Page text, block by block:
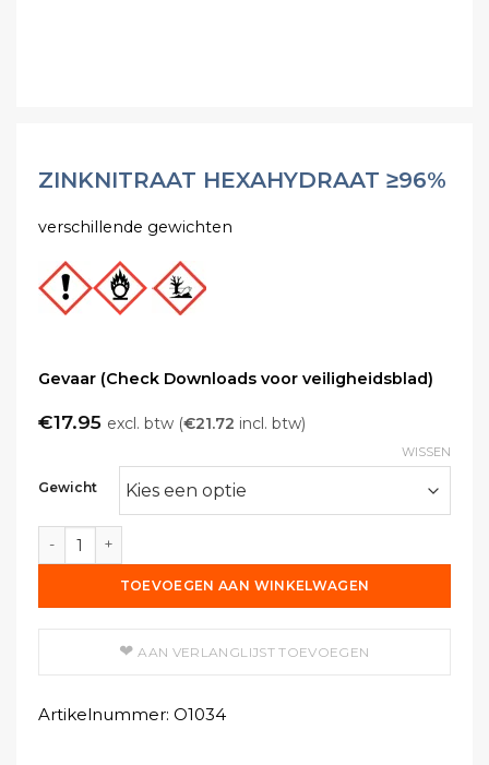
ZINKNITRAAT HEXAHYDRAAT ≥96%
verschillende gewichten
Gevaar (Check Downloads voor veiligheidsblad)
€17.95 excl. btw (€21.72 incl. btw)
Gewicht
WISSEN
Zinknitraat Hexahydraat ≥96% aantal
TOEVOEGEN AAN WINKELWAGEN
AAN VERLANGLIJST TOEVOEGEN
Artikelnummer: O1034